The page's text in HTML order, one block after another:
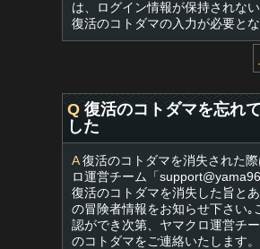
は、ログイン情報が保持されな
復活のコトダマの入力が必要とな
Q 復活のコトダマを忘れ
した
A復活のコトダマを消失された際
ロ運営チーム「
復活のコトダマを消失した旨と
の冒険者情報をお知らせ下さい｡
認ができ次第、ヤマクロ運営チ
のコトダマをご連絡いたします。